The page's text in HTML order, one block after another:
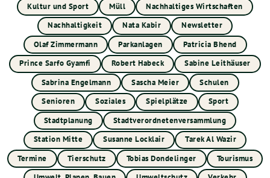
Kultur und Sport
Müll
Nachhaltiges Wirtschaften
Nachhaltigkeit
Nata Kabir
Newsletter
Olaf Zimmermann
Parkanlagen
Patricia Bhend
Prince Sarfo Gyamfi
Robert Habeck
Sabine Leithäuser
Sabrina Engelmann
Sascha Meier
Schulen
Senioren
Soziales Spielplätze
Sport
Stadtplanung
Stadtverordnetenversammlung
Station Mitte
Susanne Locklair
Tarek Al Wazir
Termine
Tierschutz Tobias Dondelinger
Tourismus